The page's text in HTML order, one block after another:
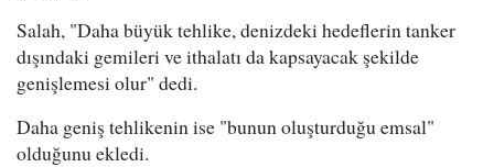
Salah, "Daha büyük tehlike, denizdeki hedeflerin tanker
dışındaki gemileri ve ithalatı da kapsayacak şekilde
genişlemesi olur" dedi.
Daha geniş tehlikenin ise "bunun oluşturduğu emsal"
olduğunu ekledi.